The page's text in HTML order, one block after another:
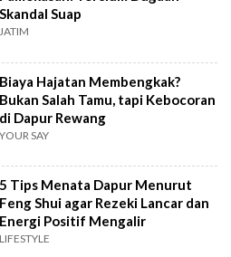
Skandal Suap
JATIM
Biaya Hajatan Membengkak?
Bukan Salah Tamu, tapi Kebocoran
di Dapur Rewang
YOUR SAY
5 Tips Menata Dapur Menurut
Feng Shui agar Rezeki Lancar dan
Energi Positif Mengalir
LIFESTYLE